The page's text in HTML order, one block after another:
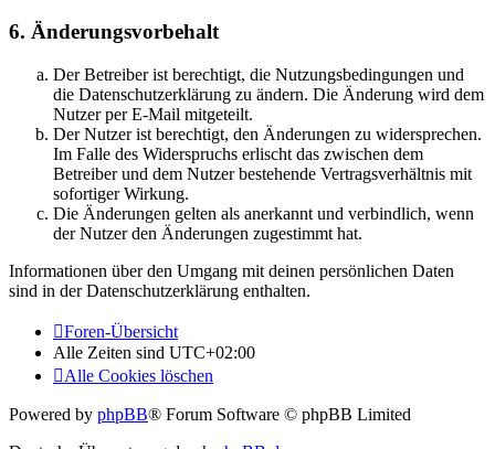
6. Änderungsvorbehalt
Der Betreiber ist berechtigt, die Nutzungsbedingungen und
die Datenschutzerklärung zu ändern. Die Änderung wird dem
Nutzer per E-Mail mitgeteilt.
Der Nutzer ist berechtigt, den Änderungen zu widersprechen.
Im Falle des Widerspruchs erlischt das zwischen dem
Betreiber und dem Nutzer bestehende Vertragsverhältnis mit
sofortiger Wirkung.
Die Änderungen gelten als anerkannt und verbindlich, wenn
der Nutzer den Änderungen zugestimmt hat.
Informationen über den Umgang mit deinen persönlichen Daten
sind in der Datenschutzerklärung enthalten.
Foren-Übersicht
Alle Zeiten sind UTC+02:00
Alle Cookies löschen
Powered by phpBB® Forum Software © phpBB Limited